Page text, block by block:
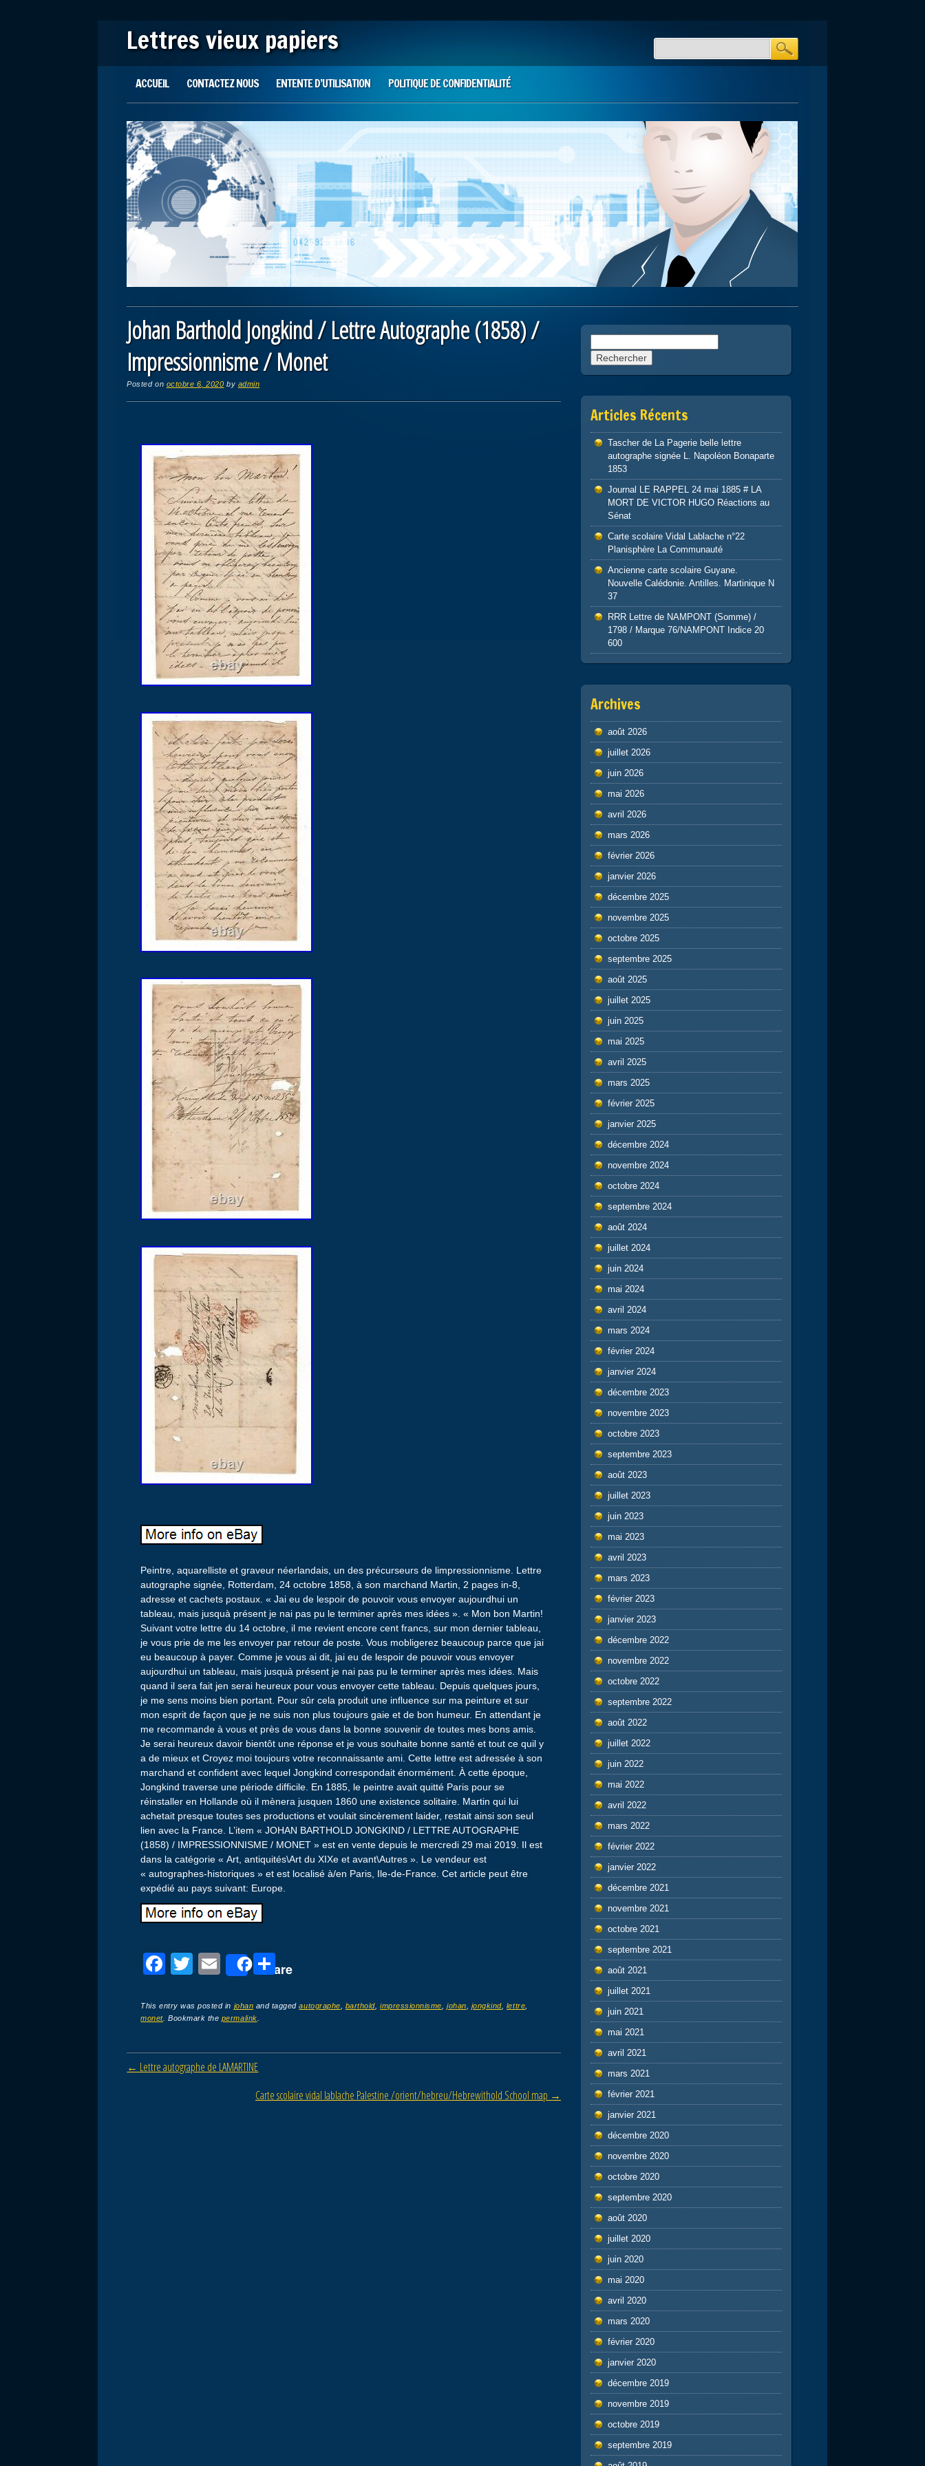
Lettres vieux papiers
Main menu
ACCUEIL CONTACTEZ NOUS ENTENTE D’UTILISATION POLITIQUE DE CONFIDENTIALITÉ
Johan Barthold Jongkind / Lettre Autographe (1858) /
Impressionnisme / Monet
Posted on octobre 6, 2020 by admin
Peintre, aquarelliste et graveur néerlandais, un des précurseurs de limpressionnisme. Lettre
autographe signée, Rotterdam, 24 octobre 1858, à son marchand Martin, 2 pages in-8,
adresse et cachets postaux. « Jai eu de lespoir de pouvoir vous envoyer aujourdhui un
tableau, mais jusquà présent je nai pas pu le terminer après mes idées ». « Mon bon Martin!
Suivant votre lettre du 14 octobre, il me revient encore cent francs, sur mon dernier tableau,
je vous prie de me les envoyer par retour de poste. Vous mobligerez beaucoup parce que jai
eu beaucoup à payer. Comme je vous ai dit, jai eu de lespoir de pouvoir vous envoyer
aujourdhui un tableau, mais jusquà présent je nai pas pu le terminer après mes idées. Mais
quand il sera fait jen serai heureux pour vous envoyer cette tableau. Depuis quelques jours,
je me sens moins bien portant. Pour sûr cela produit une influence sur ma peinture et sur
mon esprit de façon que je ne suis non plus toujours gaie et de bon humeur. En attendant je
me recommande à vous et près de vous dans la bonne souvenir de toutes mes bons amis.
Je serai heureux davoir bientôt une réponse et je vous souhaite bonne santé et tout ce quil y
a de mieux et Croyez moi toujours votre reconnaissante ami. Cette lettre est adressée à son
marchand et confident avec lequel Jongkind correspondait énormément. À cette époque,
Jongkind traverse une période difficile. En 1885, le peintre avait quitté Paris pour se
réinstaller en Hollande où il mènera jusquen 1860 une existence solitaire. Martin qui lui
achetait presque toutes ses productions et voulait sincèrement laider, restait ainsi son seul
lien avec la France. L’item « JOHAN BARTHOLD JONGKIND / LETTRE AUTOGRAPHE
(1858) / IMPRESSIONNISME / MONET » est en vente depuis le mercredi 29 mai 2019. Il est
dans la catégorie « Art, antiquités\Art du XIXe et avant\Autres ». Le vendeur est
« autographes-historiques » et est localisé à/en Paris, Ile-de-France. Cet article peut être
expédié au pays suivant: Europe.
F
c
e
b
o
T
tt
er
E
ail
Share
P
ta
er
This entry was posted in johan and taggedautographe barthold ,impressionnisme ,johan jongkind, lettre
monet . Bookmark the permalink
Post navigation
← Lettre autographe de LAMARTINE
Carte scolaire vidal lablache Palestine /orient/hebreu/Hebrewithold School map →
Articles Récents
Tascher de La Pagerie belle lettre
autographe signée L. Napoléon Bonaparte
1853
Journal LE RAPPEL 24 mai 1885 # LA
MORT DE VICTOR HUGO Réactions au
Sénat
Carte scolaire Vidal Lablache n°22
Planisphère La Communauté
Ancienne carte scolaire Guyane.
Nouvelle Calédonie. Antilles. Martinique N
37
RRR Lettre de NAMPONT (Somme) /
1798 / Marque 76/NAMPONT Indice 20
600
Archives
août 2026
juillet 2026
juin 2026
mai 2026
avril 2026
mars 2026
février 2026
janvier 2026
décembre 2025
novembre 2025
octobre 2025
septembre 2025
août 2025
juillet 2025
juin 2025
mai 2025
avril 2025
mars 2025
février 2025
janvier 2025
décembre 2024
novembre 2024
octobre 2024
septembre 2024
août 2024
juillet 2024
juin 2024
mai 2024
avril 2024
mars 2024
février 2024
janvier 2024
décembre 2023
novembre 2023
octobre 2023
septembre 2023
août 2023
juillet 2023
juin 2023
mai 2023
avril 2023
mars 2023
février 2023
janvier 2023
décembre 2022
novembre 2022
octobre 2022
septembre 2022
août 2022
juillet 2022
juin 2022
mai 2022
avril 2022
mars 2022
février 2022
janvier 2022
décembre 2021
novembre 2021
octobre 2021
septembre 2021
août 2021
juillet 2021
juin 2021
mai 2021
avril 2021
mars 2021
février 2021
janvier 2021
décembre 2020
novembre 2020
octobre 2020
septembre 2020
août 2020
juillet 2020
juin 2020
mai 2020
avril 2020
mars 2020
février 2020
janvier 2020
décembre 2019
novembre 2019
octobre 2019
septembre 2019